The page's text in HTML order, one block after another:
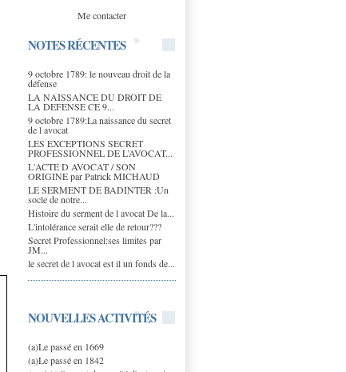
Me contacter
NOTES RÉCENTES
9 octobre 1789: le nouveau droit de la
défense
LA NAISSANCE DU DROIT DE
LA DEFENSE CE 9...
9 octobre 1789:La naissance du secret
de l avocat
LES EXCEPTIONS SECRET
PROFESSIONNEL DE L’AVOCAT...
L'ACTE D AVOCAT / SON
ORIGINE par Patrick MICHAUD
LE SERMENT DE BADINTER :Un
socle de notre...
Histoire du serment de l avocat De la...
L'intolérance serait elle de retour???
Secret Professionnel:ses limites par
JM...
le secret de l avocat est il un fonds de...
NOUVELLES ACTIVITÉS
(a)Le passé en 1669
(a)Le passé en 1842